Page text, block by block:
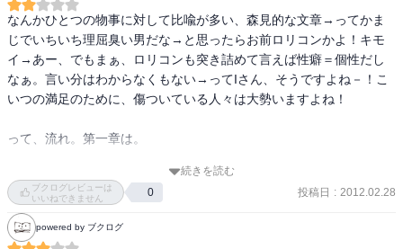
なんかひとつの物事に対して比喩が多い、森見的な文章→ってかま
じでいちいち理屈臭い男だな→と思ったらお前ロリコンかよ！キモ
イ→あー、でもまぁ、ロリコンも突き詰めて言えば性癖＝個性だし
なぁ。言い分はわからなくもない→ってIさん、そうですよね－！こ
いつの満足のために、傷ついている人々は大勢いますよね！
って、流れ。第一章は。
そんでもって第二章で、なんか今までの聳え立つプライドと取り囲
む鉄壁の理論が完全に崩れて、まるで宗教か牢獄の洗礼を受けた元
犯罪者のような恥と反省と抑制力の塊のようになってるじゃない
の。驚き。
続きを読む
ブクログレビューは
いいねできません
0 投稿日 : 2012.02.28
powered by ブクログ